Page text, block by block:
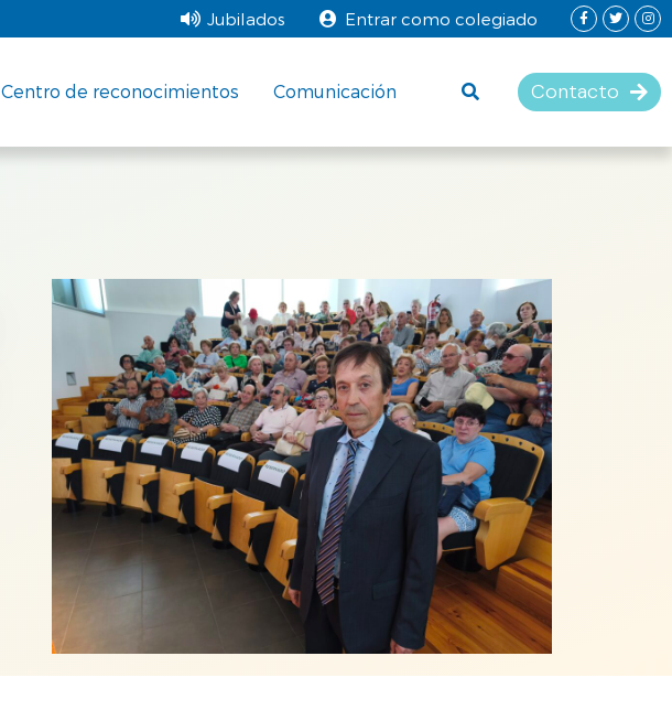
Jubilados Entrar como colegiado
Centro de reconocimientos Comunicación Contacto